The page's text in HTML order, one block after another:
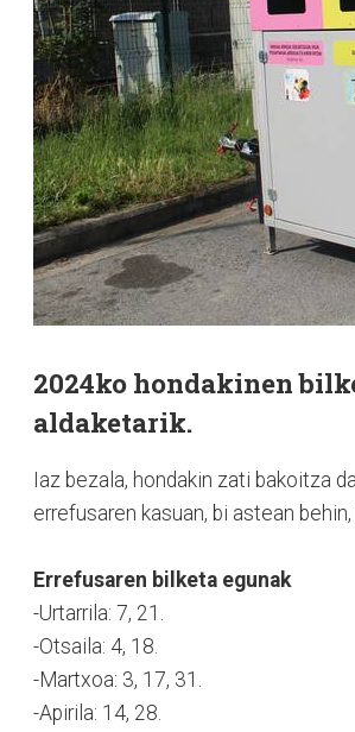
2024ko hondakinen
aldaketarik.
Iaz bezala, hondakin zati bakoitza
errefusaren kasuan, bi astean behin,
Errefusaren bilketa egunak
-Urtarrila: 7, 21.
-Otsaila: 4, 18.
-Martxoa: 3, 17, 31.
-Apirila: 14, 28.